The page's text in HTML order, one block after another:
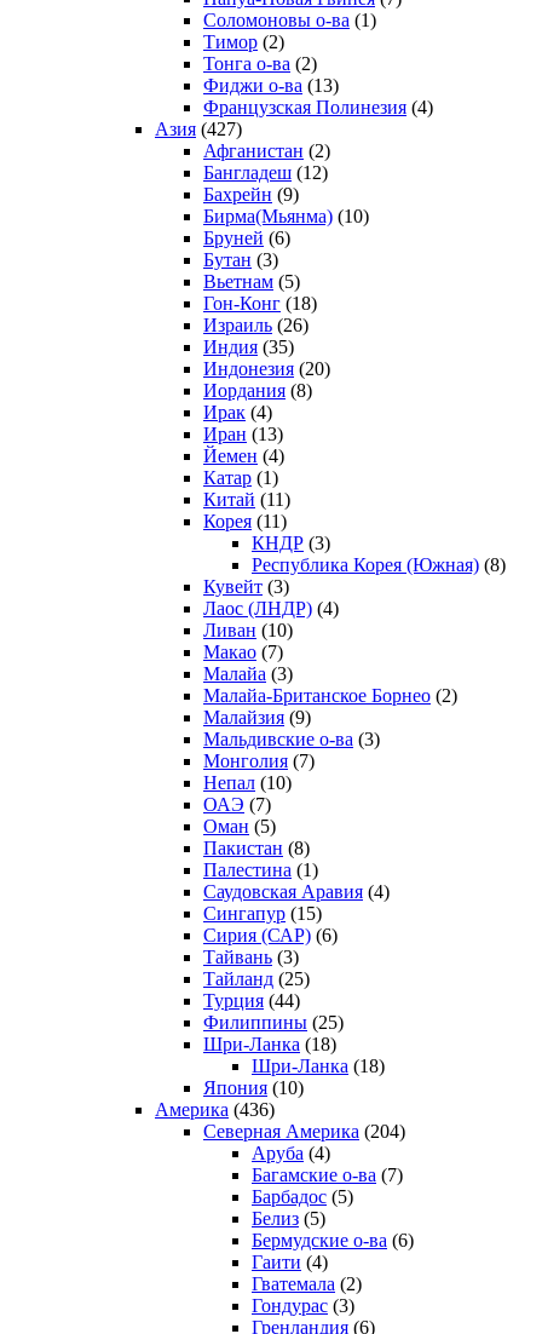
Соломоновы о-ва (1)
Тимор (2)
Тонга о-ва (2)
Фиджи о-ва (13)
Французская Полинезия (4)
Азия (427)
Афганистан (2)
Бангладеш (12)
Бахрейн (9)
Бирма(Мьянма) (10)
Бруней (6)
Бутан (3)
Вьетнам (5)
Гон-Конг (18)
Израиль (26)
Индия (35)
Индонезия (20)
Иордания (8)
Ирак (4)
Иран (13)
Йемен (4)
Катар (1)
Китай (11)
Корея (11)
КНДР (3)
Республика Корея (Южная) (8)
Кувейт (3)
Лаос (ЛНДР) (4)
Ливан (10)
Макао (7)
Малайа (3)
Малайа-Британское Борнео (2)
Малайзия (9)
Мальдивские о-ва (3)
Монголия (7)
Непал (10)
ОАЭ (7)
Оман (5)
Пакистан (8)
Палестина (1)
Саудовская Аравия (4)
Сингапур (15)
Сирия (САР) (6)
Тайвань (3)
Тайланд (25)
Турция (44)
Филиппины (25)
Шри-Ланка (18)
Шри-Ланка (18)
Япония (10)
Америка (436)
Северная Америка (204)
Аруба (4)
Багамские о-ва (7)
Барбадос (5)
Белиз (5)
Бермудские о-ва (6)
Гаити (4)
Гватемала (2)
Гондурас (3)
Гренландия (6)